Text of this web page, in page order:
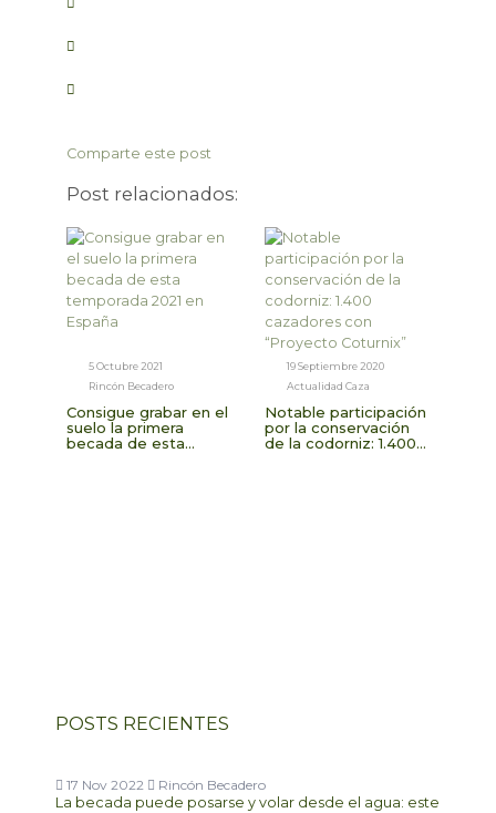
Comparte este post
Post relacionados:
5 Octubre 2021
Rincón Becadero
Consigue grabar en el
suelo la primera
becada de esta
19 Septiembre 2020
Actualidad Caza
Notable participación
por la conservación
de la codorniz: 1.400
POSTS RECIENTES
17 Nov 2022
Rincón Becadero
La becada puede posarse y volar desde el agua: este